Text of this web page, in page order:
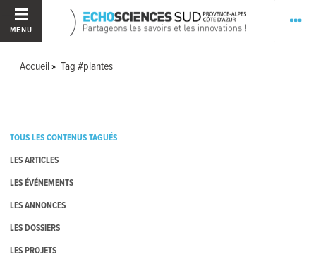
MENU
Accueil Tag #plantes
TOUS LES CONTENUS TAGUÉS
LES ARTICLES
LES ÉVÉNEMENTS
LES ANNONCES
LES DOSSIERS
LES PROJETS